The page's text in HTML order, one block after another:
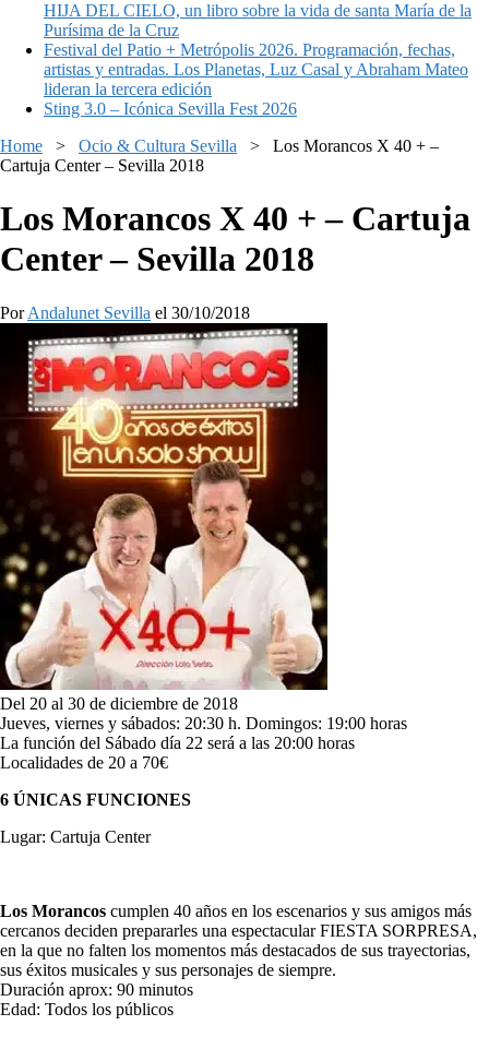
HIJA DEL CIELO, un libro sobre la vida de santa María de la
Purísima de la Cruz
Festival del Patio + Metrópolis 2026. Programación, fechas,
artistas y entradas. Los Planetas, Luz Casal y Abraham Mateo
lideran la tercera edición
Sting 3.0 – Icónica Sevilla Fest 2026
Home > Ocio & Cultura Sevilla > Los Morancos X 40 + –
Cartuja Center – Sevilla 2018
Los Morancos X 40 + – Cartuja
Center – Sevilla 2018
PorAndalunet Sevilla el 30/10/2018
Del 20 al 30 de diciembre de 2018
Jueves, viernes y sábados: 20:30 h. Domingos: 19:00 horas
La función del Sábado día 22 será a las 20:00 horas
Localidades de 20 a 70€
6 ÚNICAS FUNCIONES
Lugar: Cartuja Center
Los Morancos cumplen 40 años en los escenarios y sus amigos más
cercanos deciden prepararles una espectacular FIESTA SORPRESA,
en la que no falten los momentos más destacados de sus trayectorias,
sus éxitos musicales y sus personajes de siempre.
Duración aprox: 90 minutos
Edad: Todos los públicos